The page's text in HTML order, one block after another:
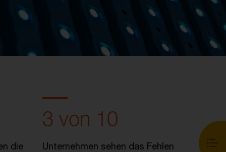
die
3 von 10
Unternehmen sehen das Fehlen